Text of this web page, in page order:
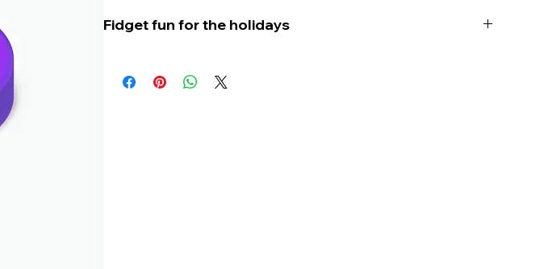
Fidget fun for the holidays
anyone looking for a little more action during the holidays!